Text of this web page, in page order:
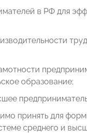
в РФ для
образование;
принять для
среднего и